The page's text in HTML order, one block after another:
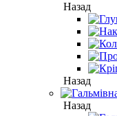
Назад
Назад
Назад